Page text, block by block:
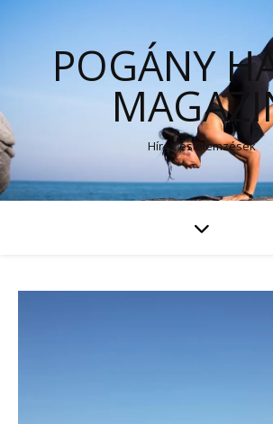
POGÁNY
Hírek és elemzések